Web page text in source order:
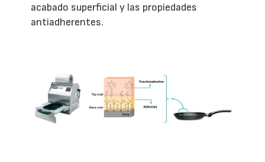
acabado superficial y las propiedades
antiadherentes.